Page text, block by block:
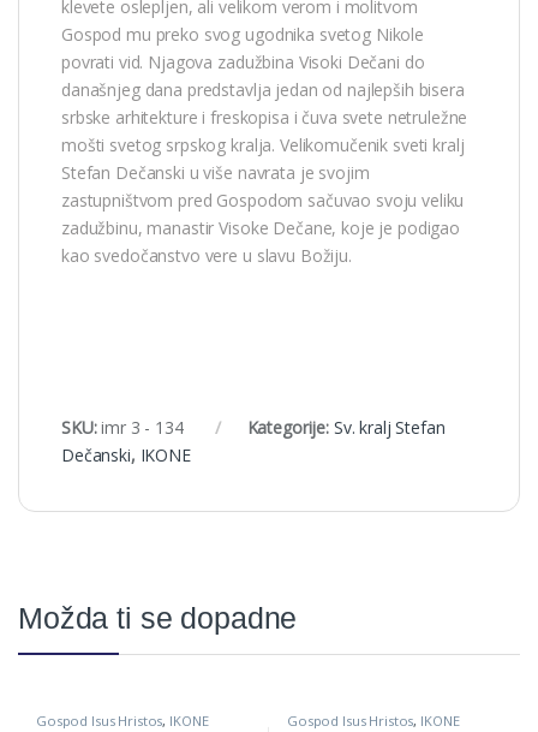
klevete oslepljen, ali velikom verom i molitvom
Gospod mu preko svog ugodnika svetog Nikole
povrati vid. Njagova zadužbina Visoki Dečani do
današnjeg dana predstavlja jedan od najlepših bisera
srbske arhitekture i freskopisa i čuva svete netruležne
mošti svetog srpskog kralja. Velikomučenik sveti kralj
Stefan Dečanski u više navrata je svojim
zastupništvom pred Gospodom sačuvao svoju veliku
zadužbinu, manastir Visoke Dečane, koje je podigao
kao svedočanstvo vere u slavu Božiju.
SKU:imr 3 - 134 Kategorije: Sv. kralj Stefan
Dečanski, IKONE
Možda ti se dopadne
Gospod Isus Hristos, IKONE Gospod Isus Hristos, IKONE